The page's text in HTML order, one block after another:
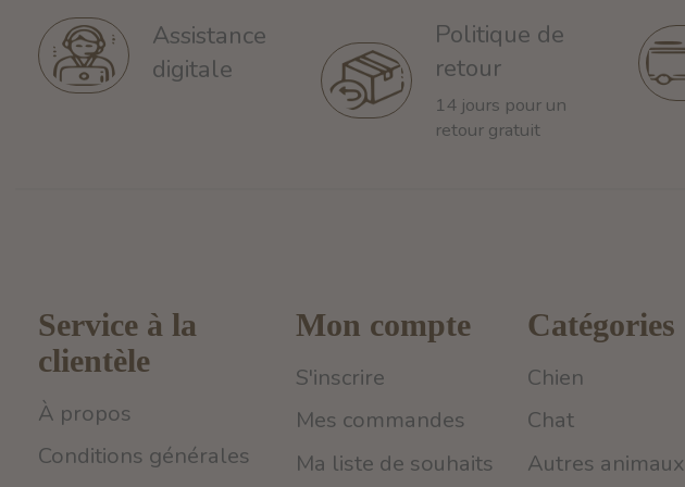
Assistance
digitale
Politique de
retour
14 jours pour un
retour gratuit
Service à la
clientèle
À propos
Conditions générales
Mon compte
S'inscrire
Mes commandes
Ma liste de souhaits
Catégories
Chien
Chat
Autres animaux